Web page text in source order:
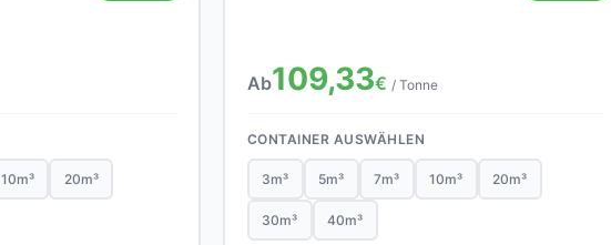
10m³ 20m³
Ab109,33€ / Tonne
CONTAINER AUSWÄHLEN
3m³ 5m³ 7m³ 10m³ 20m³
30m³ 40m³